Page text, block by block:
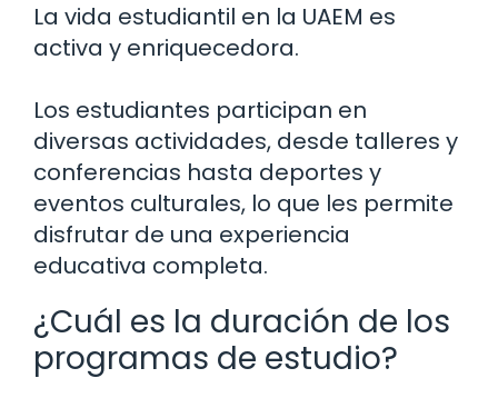
La vida estudiantil en la UAEM es
activa y enriquecedora.
Los estudiantes participan en
diversas actividades, desde talleres y
conferencias hasta deportes y
eventos culturales, lo que les permite
disfrutar de una experiencia
educativa completa.
¿Cuál es la duración de los
programas de estudio?